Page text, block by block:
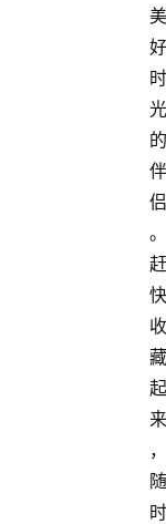
美
好
时
光
的
伴
侣
。
赶
快
收
藏
起
来
，
随
时